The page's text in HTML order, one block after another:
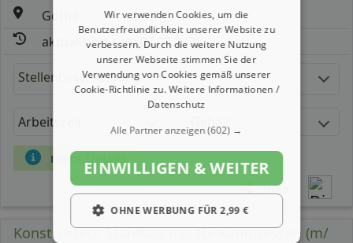
Gotha
aktualisiert seit: 07.08.2026
Stellenbeschreibung:
Arbeitszeit
mehr Details
Teilen
Konstrukteur Stahlbau mit NX Kenntnissen (m/
Wir verwenden Cookies, um die
Benutzerfreundlichkeit unserer Website zu
verbessern. Durch die weitere Nutzung
unserer Webseite stimmen Sie der
Verwendung von Cookies gemäß unserer
Cookie-Richtlinie zu.Weitere Informationen /
Datenschutz
Alle Partner anzeigen(602) →
EINWILLIGEN & WEITER
OHNE WERBUNG FÜR 2,99 €